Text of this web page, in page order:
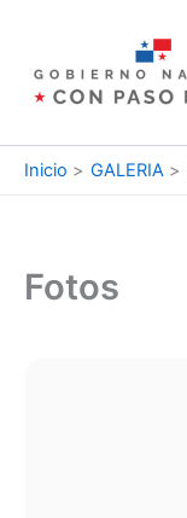
contenido
Inicio GALERIA
Fotos